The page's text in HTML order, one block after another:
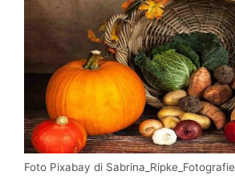
Foto Pixabay di Sabrina_Ripke_Fotografie